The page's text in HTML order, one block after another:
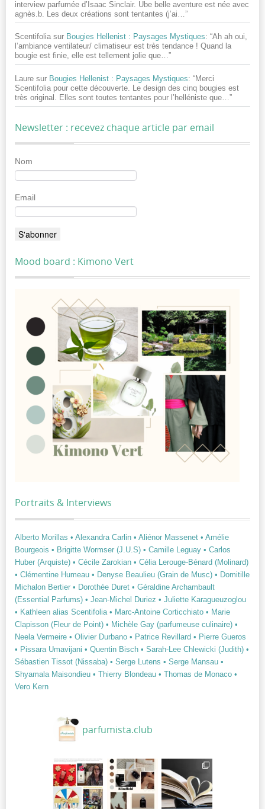
interview parfumée d’Isaac Sinclair. Ube belle aventure est née avec
agnès.b. Les deux créations sont tentantes (j’ai…”
Scentifolia sur Bougies Hellenist : Paysages Mystiques: “Ah ah oui,
l’ambiance ventilateur/ climatiseur est très tendance ! Quand la
bougie est finie, elle est tellement jolie que…”
Laure sur Bougies Hellenist : Paysages Mystiques: “Merci
Scentifolia pour cette découverte. Le design des cinq bougies est
très original. Elles sont toutes tentantes pour l’helléniste que… ”
Newsletter : recevez chaque article par email
Nom
Email
Mood board : Kimono Vert
Portraits & Interviews
Alberto Morillas • Alexandra Carlin • Aliénor Massenet • Amélie
Bourgeois • Brigitte Wormser (J.U.S) • Camille Leguay • Carlos
Huber (Arquiste) • Cécile Zarokian • Célia Lerouge-Bénard (Molinard)
• Clémentine Humeau • Denyse Beaulieu (Grain de Musc) • Domitille
Michalon Bertier • Dorothée Duret • Géraldine Archambault
(Essential Parfums) • Jean-Michel Duriez • Juliette Karagueuzoglou
• Kathleen alias Scentifolia • Marc-Antoine Corticchiato • Marie
Clapisson (Fleur de Point) • Michèle Gay (parfumeuse culinaire) •
Neela Vermeire • Olivier Durbano • Patrice Revillard • Pierre Gueros
• Pissara Umavijani • Quentin Bisch • Sarah-Lee Chlewicki (Judith) •
Sébastien Tissot (Nissaba) • Serge Lutens • Serge Mansau •
Shyamala Maisondieu • Thierry Blondeau • Thomas de Monaco •
Vero Kern
parfumista.club